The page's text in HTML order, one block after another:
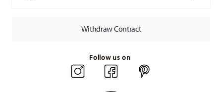
Withdraw Contract
Follow us on